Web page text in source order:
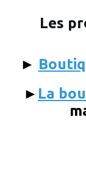
Les
►
► La